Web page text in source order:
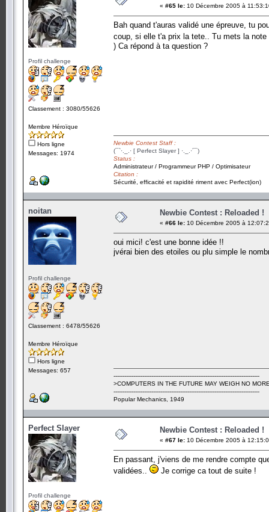
Profil challenge
Classement : 3080/55626
Membre Héroïque
Hors ligne
Messages: 1974
« #65 le: 10 Décembre 2005 à
Bah quand t'auras validé une épreuve, tu
coup, si elle t'a prix la tete.. Tu mets la
) Ca répond à ta question ?
Newbie Contest Staff :
(¯`·._.· [ Perfect Slayer ] ·._.·´¯)
Status :
Administrateur / Programmeur PHP / Optimisateur
Citation :
Sécurité, efficacité et rapidité riment avec Perfect(ion)
noitan
Profil challenge
Classement : 6478/55626
Membre Héroïque
Hors ligne
Messages: 657
Newbie Contest : Reloaded !
« #66 le: 10 Décembre 2005 à
oui mici! c'est une bonne idée !!
jvérai bien des etoiles ou plu simple le
---------------------------------------------------------------------------------
>COMPUTERS IN THE FUTURE MAY WEIGH NO
---------------------------------------------------------------------------------
Popular Mechanics, 1949
Perfect Slayer
Profil challenge
Newbie Contest : Reloaded !
« #67 le: 10 Décembre 2005 à
En passant, j'viens de me rendre compte
validées..
Je corrige ca tout de suite !